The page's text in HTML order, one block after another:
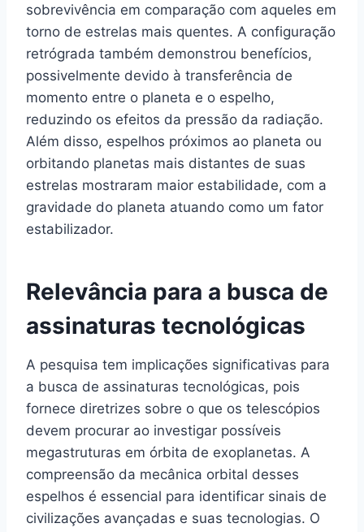
sobrevivência em comparação com aqueles em
torno de estrelas mais quentes. A configuração
retrógrada também demonstrou benefícios,
possivelmente devido à transferência de
momento entre o planeta e o espelho,
reduzindo os efeitos da pressão da radiação.
Além disso, espelhos próximos ao planeta ou
orbitando planetas mais distantes de suas
estrelas mostraram maior estabilidade, com a
gravidade do planeta atuando como um fator
estabilizador.
Relevância para a busca de
assinaturas tecnológicas
A pesquisa tem implicações significativas para
a busca de assinaturas tecnológicas, pois
fornece diretrizes sobre o que os telescópios
devem procurar ao investigar possíveis
megastruturas em órbita de exoplanetas. A
compreensão da mecânica orbital desses
espelhos é essencial para identificar sinais de
civilizações avançadas e suas tecnologias. O